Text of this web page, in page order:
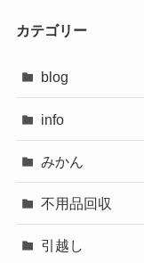
カテゴリー
blog
info
みかん
不用品回収
引越し